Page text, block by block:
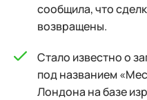
сообщила, что
возвращены.
Стало известно о
под названием
Лондона на базе